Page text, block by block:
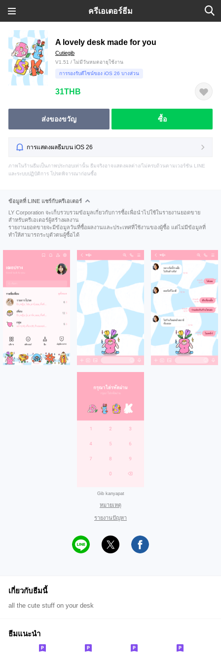
ครีเอเตอร์ธีม
A lovely desk made for you
Cutiegib
V1.51 / ไม่มีวันหมดอายุใช้งาน
การรองรับดีไซน์ของ iOS 26 บางส่วน
31THB
ส่งของขวัญ ซื้อ
การแสดงผลธีมบน iOS 26
ภาพในร้านธีมเป็นภาพประกอบเท่านั้น ธีมจริงอาจแสดงผลต่าง/ไม่ครบถ้วนตามเวอร์ชัน LINE
และระบบปฏิบัติการ โปรดพิจารณาก่อนซื้อ
ข้อมูลที่ LINE แชร์กับครีเอเตอร์
LY Corporation จะเก็บรวบรวมข้อมูลเกี่ยวกับการซื้อเพื่อนำไปใช้ในรายงานยอดขาย
สำหรับครีเอเตอร์ผู้สร้างผลงาน
รายงานยอดขายจะมีข้อมูลวันที่ซื้อผลงานและประเทศที่ใช้งานของผู้ซื้อ แต่ไม่มีข้อมูลที่
ทำให้สามารถระบุตัวตนผู้ซื้อได้
Gib kanyapat
หมายเหตุ
รายงานปัญหา
เกี่ยวกับธีมนี้
all the cute stuff on your desk
ธีมแนะนำ